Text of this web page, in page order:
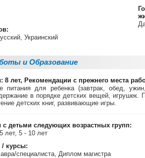
Украинский
и Образование
8 лет, Рекомендации с прежнего места
питания для ребенка (завтрак, обед,
в порядке детских вещей, игрушек.
детских книг, развивающие игры.
детьми следующих возрастных групп:
лет, 5 - 10 лет
/ курсы:
специалиста, Диплом магистра